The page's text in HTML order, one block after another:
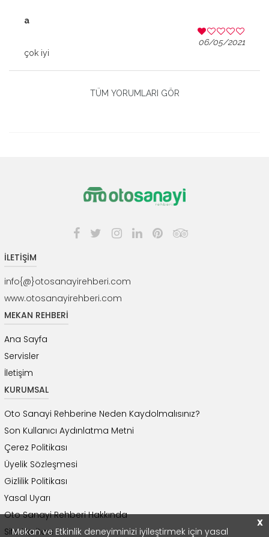
a
06/05/2021
çok iyi
TÜM YORUMLARI GÖR
X
Mekan ve Etkinlik deneyiminizi iyileştirmek için yasal
İLETİŞİM
info{@}otosanayirehberi.com
www.otosanayirehberi.com
MEKAN REHBERİ
Ana Sayfa
Servisler
İletişim
KURUMSAL
Oto Sanayi Rehberine Neden Kaydolmalısınız?
Son Kullanıcı Aydınlatma Metni
Çerez Politikası
Üyelik Sözleşmesi
Gizlilik Politikası
Yasal Uyarı
Oto Sanayi Rehberi Hakkında
Site Haritası